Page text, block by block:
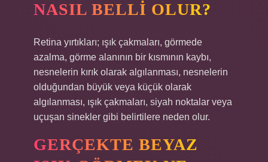
NASIL BELLI OLUR?
Retina yırtıkları; ışık çakmaları, görmede
azalma, görme alanının bir kısmının kaybı,
nesnelerin kırık olarak algılanması, nesnelerin
olduğundan büyük veya küçük olarak
algılanması, ışık çakmaları, siyah noktalar veya
uçuşan sinekler gibi belirtilere neden olur.
GERÇEKTE BEYAZ